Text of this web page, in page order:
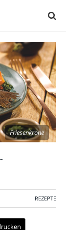
Friesenkrone
REZEPTE